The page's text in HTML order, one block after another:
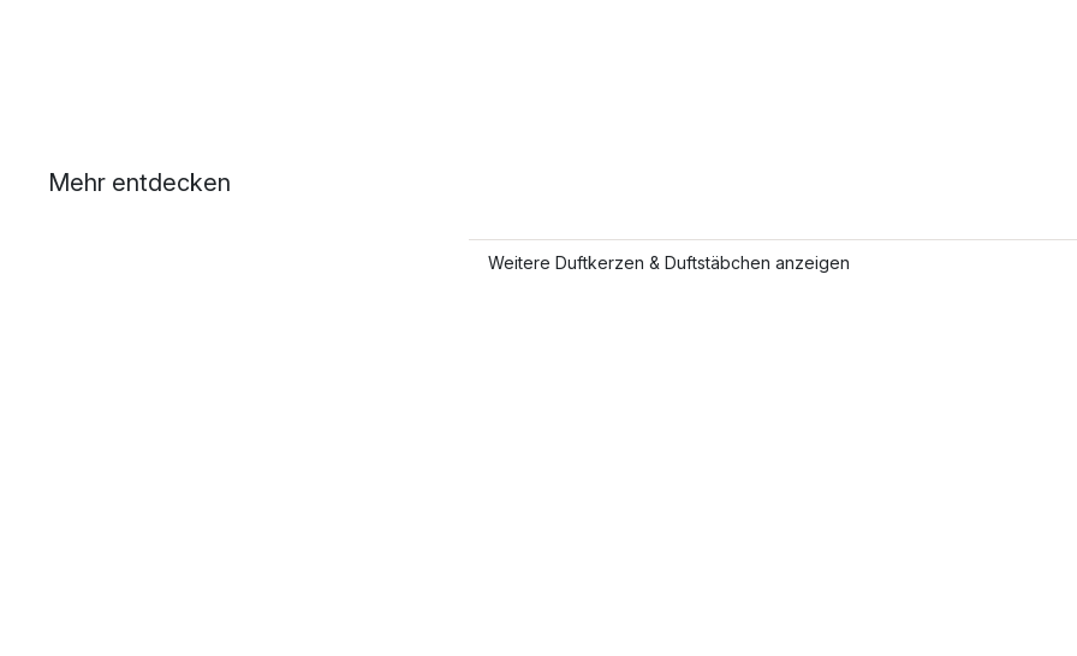
Mehr entdecken
Weitere Duftkerzen & Duftstäbchen anzeigen